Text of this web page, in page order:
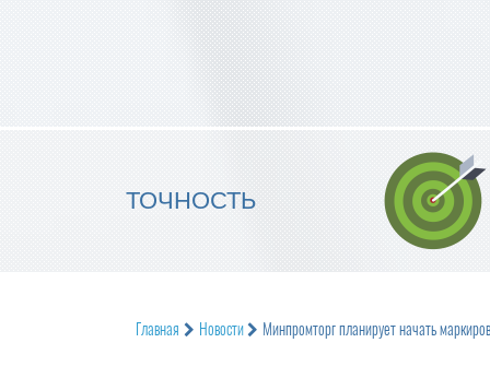
ТОЧНОСТЬ
Главная Новости Минпромторг планирует начать